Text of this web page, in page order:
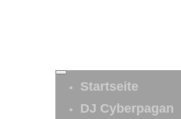
Startseite
DJ Cyberpagan